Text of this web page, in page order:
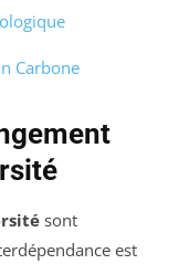
Carbone
sont
est